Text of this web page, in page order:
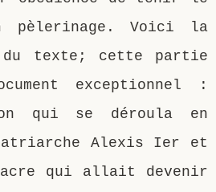
pèlerinage. Voici la
du texte; cette partie
exceptionnel :
qui se déroula en
Alexis Ier et
qui allait devenir